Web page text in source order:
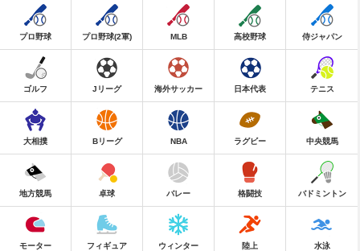
プロ野球 プロ野球(2軍) MLB 高校野球 侍ジャパン
ゴルフ Jリーグ 海外サッカー 日本代表 テニス
大相撲 Bリーグ NBA ラグビー 中央競馬
地方競馬 卓球 バレー 格闘技 バドミントン
モーター フィギュア ウィンター 陸上 水泳